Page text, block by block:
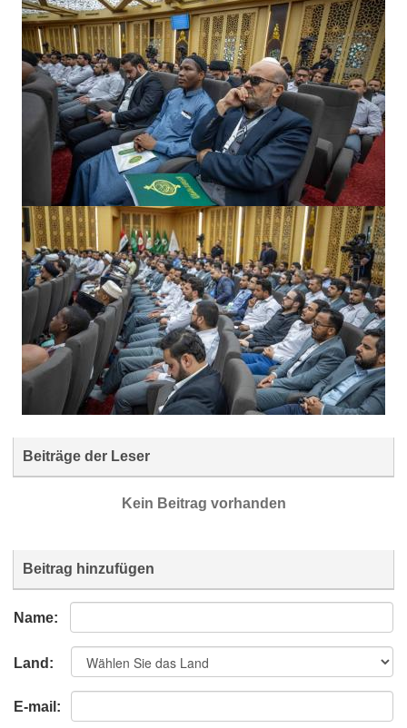
Beiträge der Leser
Kein Beitrag vorhanden
Beitrag hinzufügen
Name:
Land:
E-mail: